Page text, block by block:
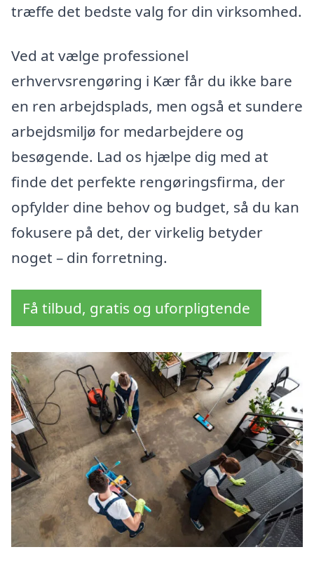
træffe det bedste valg for din virksomhed.
Ved at vælge professionel
erhvervsrengøring i Kær får du ikke bare
en ren arbejdsplads, men også et sundere
arbejdsmiljø for medarbejdere og
besøgende. Lad os hjælpe dig med at
finde det perfekte rengøringsfirma, der
opfylder dine behov og budget, så du kan
fokusere på det, der virkelig betyder
noget – din forretning.
Få tilbud, gratis og uforpligtende